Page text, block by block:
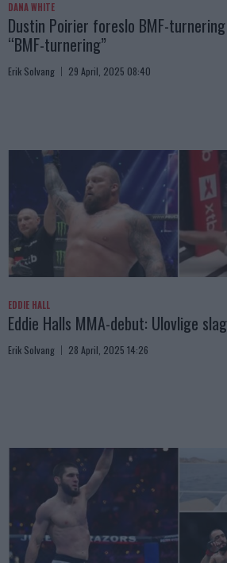
DANA WHITE
Dustin Poirier foreslo BMF-
“BMF-turnering”
Erik Solvang 29 April, 2025 08:40
EDDIE HALL
Eddie Halls MMA-debut: Ulovlige
Erik Solvang 28 April, 2025 14:26